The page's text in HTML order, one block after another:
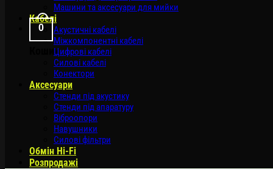
0
Кошик
Машини та аксесуари для мийки
Кабелі
Акустичні кабелі
Міжкомпонентні кабелі
Цифрові кабелі
Силові кабелі
Конектори
Аксесуари
Стенди під акустику
Стенди під апаратуру
Віброопори
Навушники
Силові фільтри
Обмін Hi-Fi
Розпродажі